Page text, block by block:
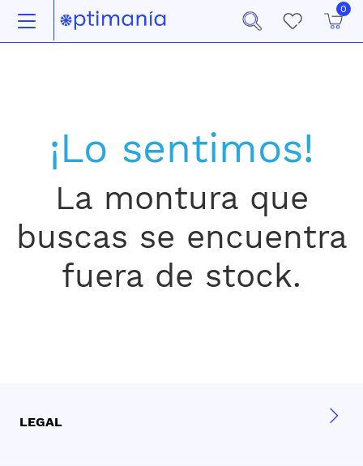
0
¡Lo sentimos!
La montura que
buscas se encuentra
fuera de stock.
LEGAL